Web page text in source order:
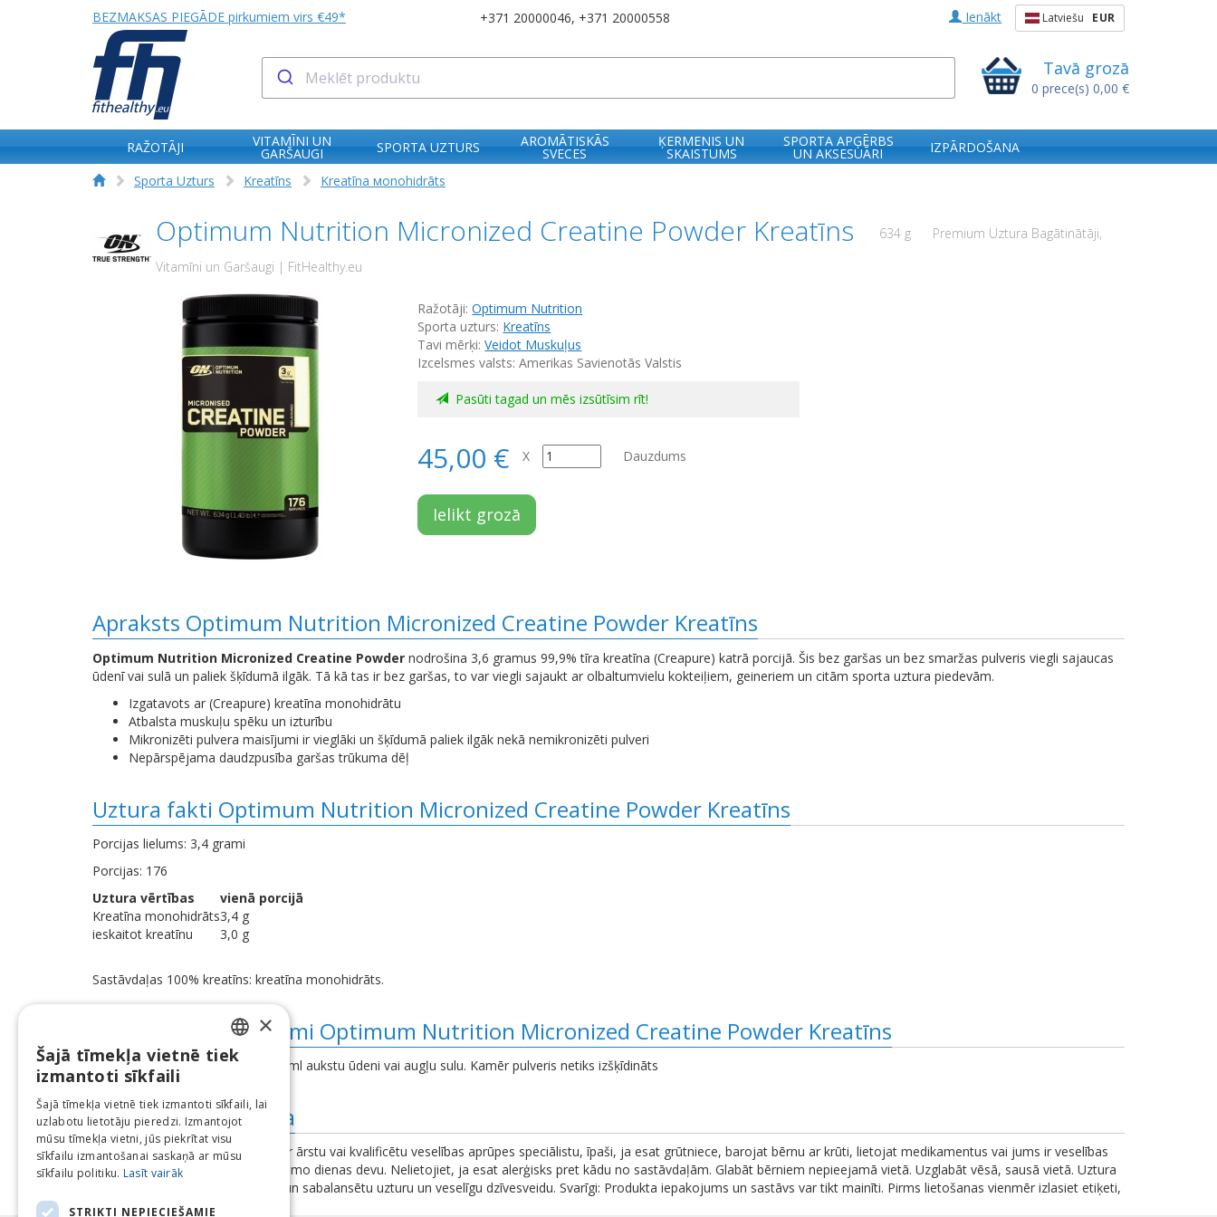
BEZMAKSAS PIEGĀDE pirkumiem virs €49* +371 20000046, +371 20000558 Ienākt Latviešu EUR
Tavā grozā
0 prece(s) 0,00 €
RAŽOTĀJI VITAMĪNI UN
GARŠAUGI SPORTA UZTURS AROMĀTISKĀS
SVECES
ĶERMENIS UN
SKAISTUMS
SPORTA APĢĒRBS
UN AKSESUĀRI
IZPĀRDOŠANA
Sporta Uzturs
Kreatīns Kreatīna мonohidrāts
Optimum Nutrition Micronized Creatine Powder Kreatīns 634 g
Premium Uztura Bagātinātāji,
Vitamīni un Garšaugi | FitHealthy.eu
Ražotāji:Optimum Nutrition
Sporta uzturs: Kreatīns
Tavi mērķi:Veidot Muskuļus
Izcelsmes valsts: Amerikas Savienotās Valstis
Pasūti tagad un mēs izsūtīsim rīt!
45,00 € X Dauzdums
Ielikt grozā
Apraksts Optimum Nutrition Micronized Creatine Powder Kreatīns
Optimum Nutrition Micronized Creatine Powder nodrošina 3,6 gramus 99,9% tīra kreatīna (Creapure) katrā porcijā. Šis bez garšas un bez smaržas pulveris viegli sajaucas
ūdenī vai sulā un paliek šķīdumā ilgāk. Tā kā tas ir bez garšas, to var viegli sajaukt ar olbaltumvielu kokteiļiem, geineriem un citām sporta uztura piedevām.
Izgatavots ar (Creapure) kreatīna monohidrātu
Atbalsta muskuļu spēku un izturību
Mikronizēti pulvera maisījumi ir vieglāki un šķīdumā paliek ilgāk nekā nemikronizēti pulveri
Nepārspējama daudzpusība garšas trūkuma dēļ
Uztura fakti Optimum Nutrition Micronized Creatine Powder Kreatīns
Porcijas lielums: 3,4 grami
Porcijas: 176
Uztura vērtības
vienā porcijā
Kreatīna monohidrāts3,4 g
ieskaitot kreatīnu
3,0 g
Sastāvdaļas 100% kreatīns: kreatīna monohidrāts.
Lietošanas norādījumi Optimum Nutrition Micronized Creatine Powder Kreatīns
Sajauciet vienu karoti ar 250-350 ml aukstu ūdeni vai augļu sulu. Kamēr pulveris netiks izšķīdināts
Papildus informācija
Pirms lietošanas konsultējieties ar ārstu vai kvalificētu veselības aprūpes speciālistu, īpaši, ja esat grūtniece, barojat bērnu ar krūti, lietojat medikamentus vai jums ir veselības
problēmas. Nepārsniedziet ieteicamo dienas devu. Nelietojiet, ja esat alerģisks pret kādu no sastāvdaļām. Glabāt bērniem nepieejamā vietā. Uzglabāt vēsā, sausā vietā. Uztura
bagātinātāji neaizstāj pilnvērtīgu un sabalansētu uzturu un veselīgu dzīvesveidu. Svarīgi: Produkta iepakojums un sastāvs var tikt mainīti. Pirms lietošanas vienmēr izlasiet etiķeti,
brīdinājumus un instrukcijas.
LATVIAN
LITHUANIAN
ESTONIAN
×
Šajā tīmekļa vietnē tiek
izmantoti sīkfaili
Šajā tīmekļa vietnē tiek izmantoti sīkfaili, lai
uzlabotu lietotāju pieredzi. Izmantojot
mūsu tīmekļa vietni, jūs piekrītat visu
sīkfailu izmantošanai saskaņā ar mūsu
sīkfailu politiku. Lasīt vairāk
STRIKTI NEPIECIEŠAMIE